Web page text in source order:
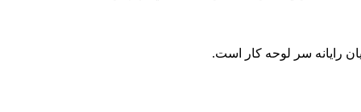
رایانه سر لوحه کار است.